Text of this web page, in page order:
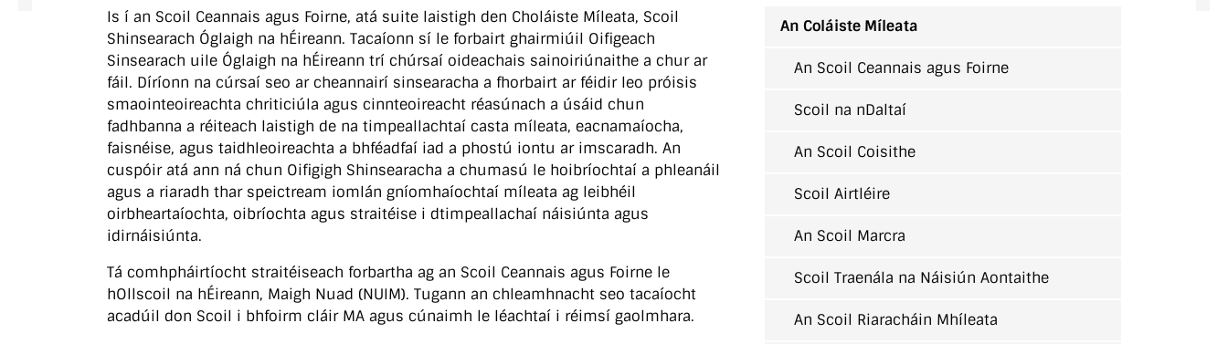
Is í an Scoil Ceannais agus Foirne, atá suite laistigh den Choláiste Míleata, Scoil
Shinsearach Óglaigh na hÉireann. Tacaíonn sí le forbairt ghairmiúil Oifigeach
Sinsearach uile Óglaigh na hÉireann trí chúrsaí oideachais sainoiriúnaithe a chur ar
fáil. Díríonn na cúrsaí seo ar cheannairí sinsearacha a fhorbairt ar féidir leo próisis
smaointeoireachta chriticiúla agus cinnteoireacht réasúnach a úsáid chun
fadhbanna a réiteach laistigh de na timpeallachtaí casta míleata, eacnamaíocha,
faisnéise, agus taidhleoireachta a bhféadfaí iad a phostú iontu ar imscaradh. An
cuspóir atá ann ná chun Oifigigh Shinsearacha a chumasú le hoibríochtaí a phleanáil
agus a riaradh thar speictream iomlán gníomhaíochtaí míleata ag leibhéil
oirbheartaíochta, oibríochta agus straitéise i dtimpeallachaí náisiúnta agus
idirnáisiúnta.
Tá comhpháirtíocht straitéiseach forbartha ag an Scoil Ceannais agus Foirne le
hOllscoil na hÉireann, Maigh Nuad (NUIM). Tugann an chleamhnacht seo tacaíocht
acadúil don Scoil i bhfoirm cláir MA agus cúnaimh le léachtaí i réimsí gaolmhara.
An Coláiste Míleata
An Scoil Ceannais agus Foirne
Scoil na nDaltaí
An Scoil Coisithe
Scoil Airtléire
An Scoil Marcra
Scoil Traenála na Náisiún Aontaithe
An Scoil Riaracháin Mhíleata